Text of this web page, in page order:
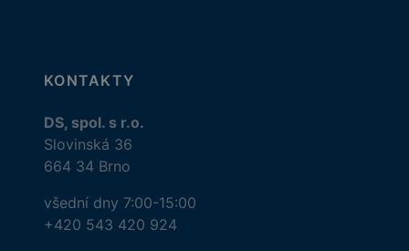
KONTAKTY
DS, spol. s r.o.
Slovinská 36
664 34 Brno
všední dny 7:00-15:00
+420 543 420 924